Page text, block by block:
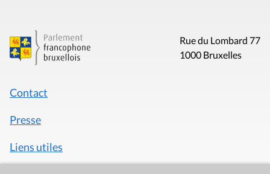
Rue du Lombard 77
1000 Bruxelles
Contact
Presse
Liens utiles